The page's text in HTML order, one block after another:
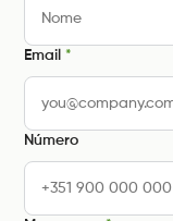
Email*
Número